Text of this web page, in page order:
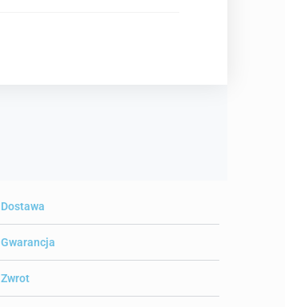
Dostawa
Gwarancja
Zwrot